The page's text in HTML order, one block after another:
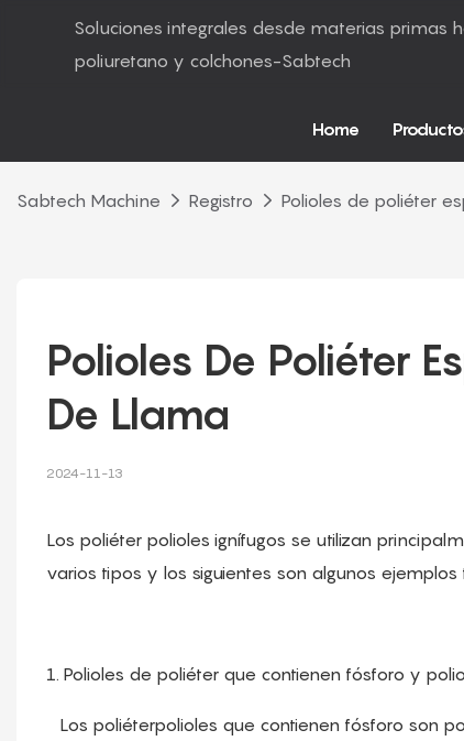
Soluciones integrales desde materias primas
poliuretano y colchones-Sabtech
Home
Sabtech Machine Registro Polioles de poliéter
Polioles De Poliéter
De Llama
2024-11-13
Los poliéter polioles ignífugos se utilizan
varios tipos y los siguientes son algunos
1. Polioles de poliéter que contienen fósforo y
Los poliéterpolioles que contienen fósforo son